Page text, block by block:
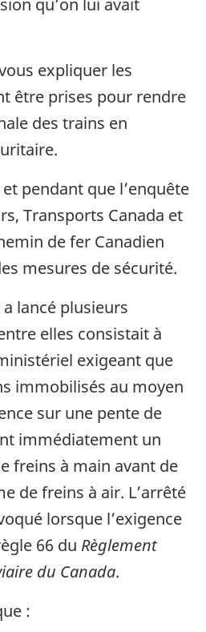
expliquer les
être prises pour rendre
des trains en
pendant que l’enquête
Transports Canada et
de fer Canadien
mesures de sécurité.
lancé plusieurs
elles consistait à
exigeant que
immobilisés au moyen
sur une pente de
immédiatement un
freins à main avant de
de freins à air. L’arrêté
lorsque l’exigence
66 du Règlement
du Canada.
: